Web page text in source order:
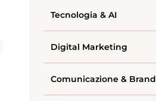
Tecnologia & AI
Digital Marketing
Comunicazione & Brand